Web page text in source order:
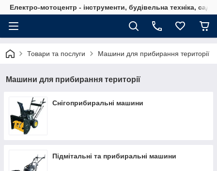
Електро-мотоцентр - інструменти, будівельна техніка,
Товари та послуги Машини для прибирання території
Машини для прибирання території
Снігоприбиральні машини
Підмітальні та прибиральні машини